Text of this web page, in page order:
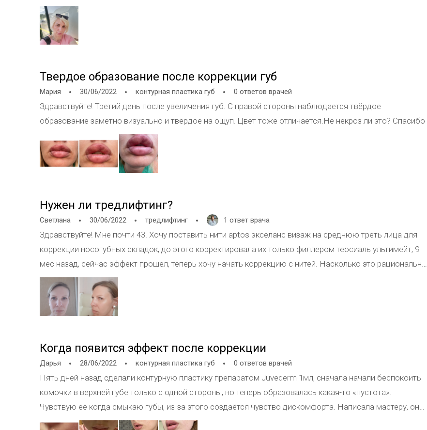
была опухоль 13 лет сказал что можно делать но на 7 день после ботекс а пошла отеченость что мне
делать.
Твердое образование после коррекции губ
Мария 30/06/2022 контурная пластика губ 0 ответов врачей
Здравствуйте! Третий день после увеличения губ. С правой стороны наблюдается твёрдое
образование заметно визуально и твёрдое на ощуп. Цвет тоже отличается.Не некроз ли это? Спасибо
Нужен ли тредлифтинг?
Светлана 30/06/2022 тредлифтинг 1 ответ врача
Здравствуйте! Мне почти 43. Хочу поставить нити aptos экселанс визаж на среднюю треть лица для
коррекции носогубных складок, до этого корректировала их только филлером теосиаль ультимейт, 9
мес назад, сейчас эффект прошел, теперь хочу начать коррекцию с нитей. Насколько это рационально
в моём случае?
Когда появится эффект после коррекции
Дарья 28/06/2022 контурная пластика губ 0 ответов врачей
Пять дней назад сделали контурную пластику препаратом Juvederm 1мл, сначала начали беспокоить
комочки в верхней губе только с одной стороны, но теперь образовалась какая-то «пустота».
Чувствую её когда смыкаю губы, из-за этого создаётся чувство дискомфорта. Написала мастеру, она
сказала, что препарат должен ужиться и рассосаться через две недели.